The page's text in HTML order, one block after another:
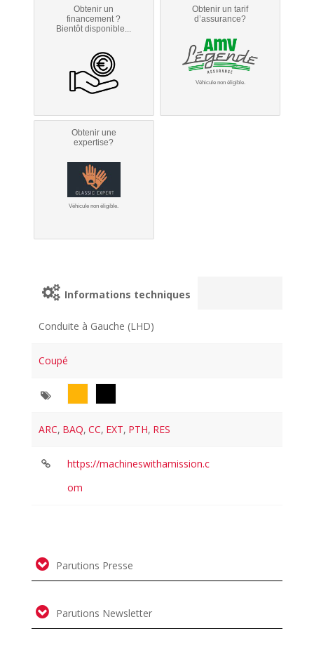
Obtenir un
financement ?
Bientôt disponible...
Obtenir un tarif
d’assurance?
Véhicule non éligible.
Obtenir une
expertise?
Véhicule non éligible.
Informations techniques
Conduite à Gauche (LHD)
Coupé
ARC, BAQ, CC, EXT, PTH, RES
https://machineswithamission.c
om
Parutions Presse
Parutions Newsletter